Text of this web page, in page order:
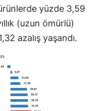
yüzde 3,59
(uzun ömürlü)
azalış yaşandı.